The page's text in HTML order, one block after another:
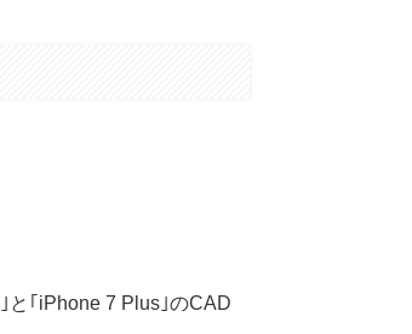
と｢iPhone 7 Plus｣のCAD